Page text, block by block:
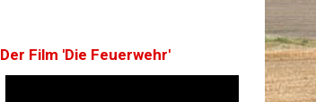
Der Film 'Die Feuerwehr'